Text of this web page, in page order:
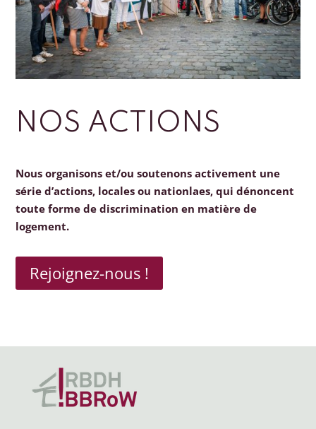
NOS ACTIONS
Nous organisons et/ou soutenons activement une
série d’actions, locales ou nationlaes, qui dénoncent
toute forme de discrimination en matière de
logement.
Rejoignez-nous !